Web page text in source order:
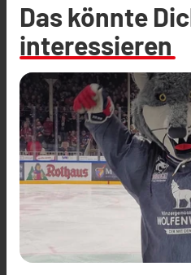
Das könnte
interessieren